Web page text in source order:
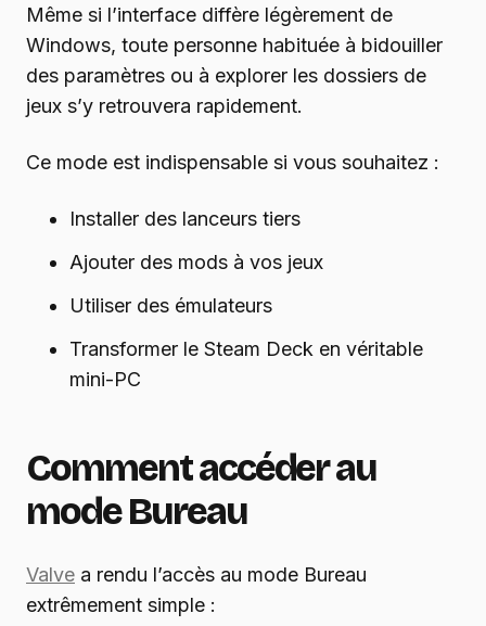
Même si l’interface diffère légèrement de
Windows, toute personne habituée à bidouiller
des paramètres ou à explorer les dossiers de
jeux s’y retrouvera rapidement.
Ce mode est indispensable si vous souhaitez :
Installer des lanceurs tiers
Ajouter des mods à vos jeux
Utiliser des émulateurs
Transformer le Steam Deck en véritable
mini-PC
Comment accéder au
mode Bureau
Valve a rendu l’accès au mode Bureau
extrêmement simple :